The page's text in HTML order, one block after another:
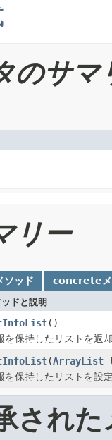
のサマ
リー
ソッド concreteメ
ッドと説明
()
を保持したリストを返
(ArrayList
を保持したリストを設
された